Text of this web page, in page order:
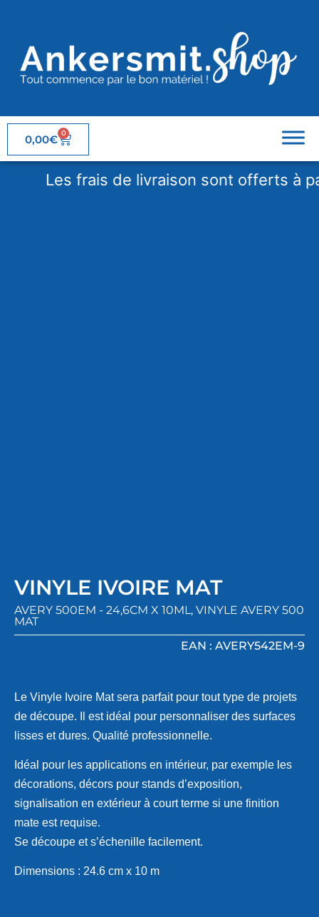
0,00€ 0
Les frais de livraison sont offerts à partir
VINYLE IVOIRE MAT
AVERY 500EM - 24,6CM X 10ML , VINYLE AVERY 500
MAT
EAN : AVERY542EM-9
Le Vinyle Ivoire Mat sera parfait pour tout type de projets
de découpe. Il est idéal pour personnaliser des surfaces
lisses et dures. Qualité professionnelle.
Idéal pour les applications en intérieur, par exemple les
décorations, décors pour stands d’exposition,
signalisation en extérieur à court terme si une finition
mate est requise.
Se découpe et s’échenille facilement.
Dimensions : 24.6 cm x 10 m